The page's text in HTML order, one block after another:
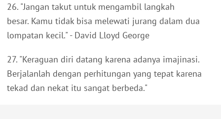
26. "Jangan takut untuk mengambil langkah
besar. Kamu tidak bisa melewati jurang dalam dua
lompatan kecil." - David Lloyd George
27. "Keraguan diri datang karena adanya imajinasi.
Berjalanlah dengan perhitungan yang tepat karena
tekad dan nekat itu sangat berbeda."